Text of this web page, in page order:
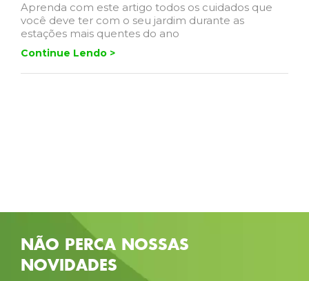
Aprenda com este artigo todos os cuidados que
você deve ter com o seu jardim durante as
estações mais quentes do ano
Continue Lendo >
NÃO PERCA NOSSAS
NOVIDADES